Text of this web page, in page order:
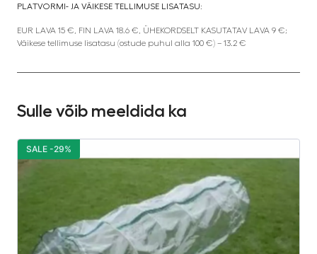
PLATVORMI- JA VÄIKESE TELLIMUSE LISATASU:
EUR LAVA 15 €, FIN LAVA 18.6 €, ÜHEKORDSELT KASUTATAV LAVA 9 €;
Väikese tellimuse lisatasu (ostude puhul alla 100 €) – 13.2 €
Sulle võib meeldida ka
SALE -29%